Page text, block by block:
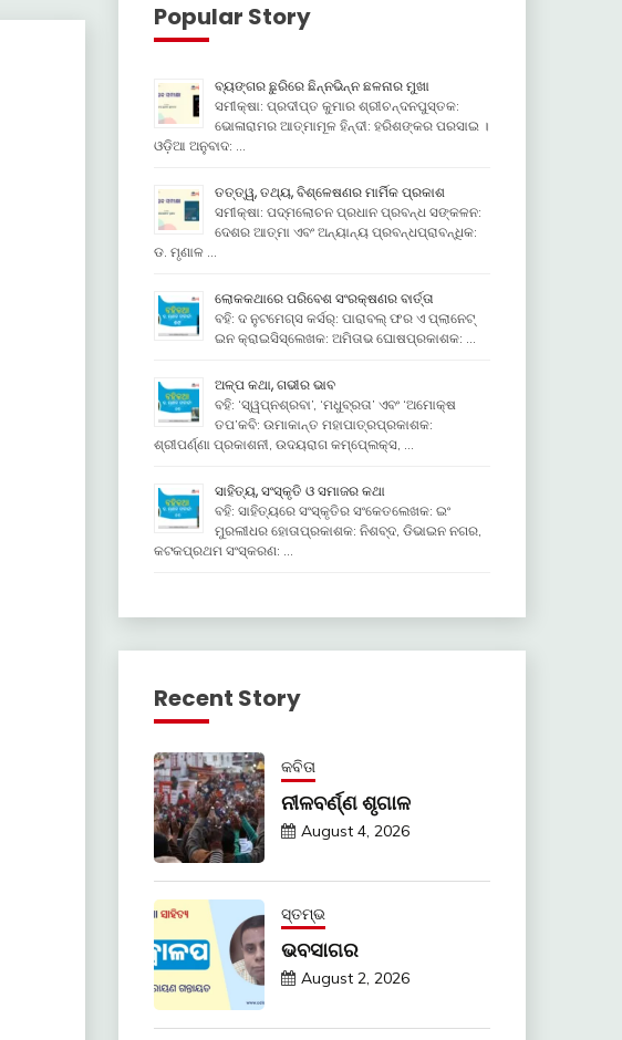
Popular Story
ବ୍ୟଙ୍ଗର ଛୁରିରେ ଛିନ୍ନଭିନ୍ନ ଛଳନାର ମୁଖା
ସମୀକ୍ଷା: ପ୍ରଦୀପ୍ତ କୁମାର ଶ୍ରୀଚନ୍ଦନପୁସ୍ତକ:
ଭୋଳାରାମର ଆତ୍ମାମୂଳ ହିନ୍ଦୀ: ହରିଶଙ୍କର ପରସାଇ ।
ଓଡ଼ିଆ ଅନୁବାଦ: …
ତତ୍ତ୍ୱ, ତଥ୍ୟ, ବିଶ୍ଳେଷଣର ମାର୍ମିକ ପ୍ରକାଶ
ସମୀକ୍ଷା: ପଦ୍ମଲୋଚନ ପ୍ରଧାନ ପ୍ରବନ୍ଧ ସଙ୍କଳନ:
ଦେଶର ଆତ୍ମା ଏବଂ ଅନ୍ୟାନ୍ୟ ପ୍ରବନ୍ଧପ୍ରାବନ୍ଧିକ:
ଡ. ମୃଣାଳ …
ଲୋକକଥାରେ ପରିବେଶ ସଂରକ୍ଷଣର ବାର୍ତ୍ତା
ବହି: ଦ ନୁଟମେଗ୍ସ କର୍ସର୍: ପାରାବଲ୍ ଫର ଏ ପ୍ଲାନେଟ୍
ଇନ କ୍ରାଇସିସ୍ଲେଖକ: ଅମିତାଭ ଘୋଷପ୍ରକାଶକ: …
ଅଳ୍ପ କଥା, ଗଭୀର ଭାବ
ବହି: ‘ସ୍ୱପ୍ନଶ୍ରବା’, ‘ମଧୁବ୍ରତା’ ଏବଂ ‘ଅମୋକ୍ଷ
ତପ’କବି: ଉମାକାନ୍ତ ମହାପାତ୍ରପ୍ରକାଶକ:
ଶ୍ରୀପର୍ଣ୍ଣା ପ୍ରକାଶନୀ, ଉଦୟରାଗ କମ୍ପେ୍ଲକ୍ସ, …
ସାହିତ୍ୟ, ସଂସ୍କୃତି ଓ ସମାଜର କଥା
ବହି: ସାହିତ୍ୟରେ ସଂସ୍କୃତିର ସଂକେତଲେଖକ: ଇଂ
ମୁରଲୀଧର ହୋତାପ୍ରକାଶକ: ନିଶବ୍ଦ, ଡିଭାଇନ ନଗର,
କଟକପ୍ରଥମ ସଂସ୍କରଣ: …
Recent Story
କବିତା
ନୀଳବର୍ଣ୍ଣ ଶୃଗାଳ
August 4, 2026
ସ୍ତମ୍ଭ
ଭବସାଗର
August 2, 2026